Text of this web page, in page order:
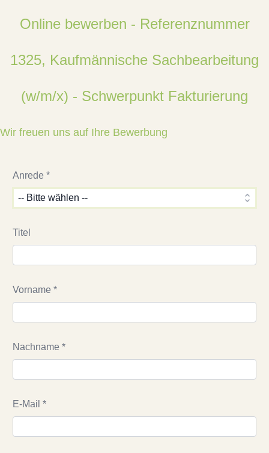
Online bewerben - Referenznummer
1325, Kaufmännische Sachbearbeitung
(w/m/x) - Schwerpunkt Fakturierung
Wir freuen uns auf Ihre Bewerbung
Anrede *
Titel
Vorname *
Nachname *
E-Mail *